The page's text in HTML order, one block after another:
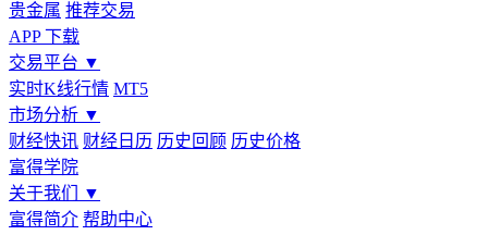
贵金属 推荐交易
APP 下载
交易平台 ▼
实时K线行情 MT5
市场分析 ▼
财经快讯 财经日历 历史回顾 历史价格
富得学院
关于我们
▼
富得简介 帮助中心